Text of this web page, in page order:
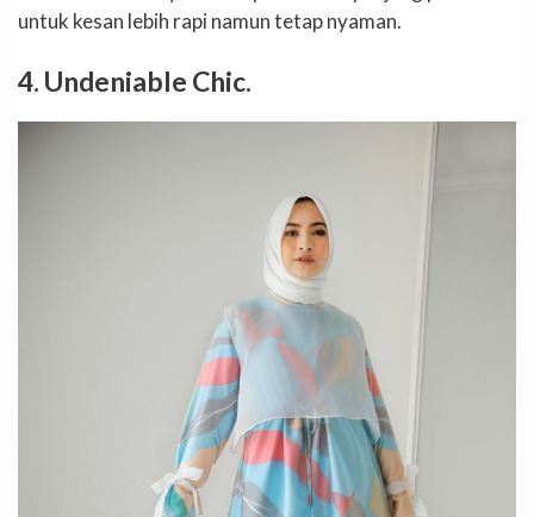
untuk kesan lebih rapi namun tetap nyaman.
4. Undeniable Chic.